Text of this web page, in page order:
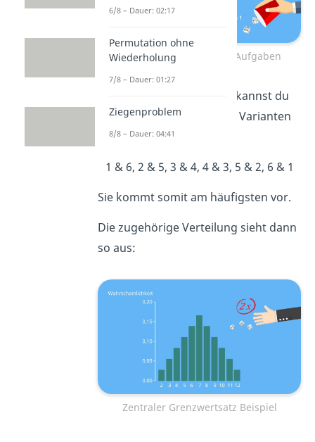
Zentraler Grenzwertsatz Aufgaben
Die sieben beispielsweise kannst du
durch sechs verschiedene Varianten
erhalten:
1 & 6, 2 & 5, 3 & 4, 4 & 3, 5 & 2, 6 & 1
Sie kommt somit am häufigsten vor.
Die zugehörige Verteilung sieht dann
so aus:
Zentraler Grenzwertsatz Beispiel
6/8 – Dauer: 02:17
Permutation ohne
Wiederholung
7/8 – Dauer: 01:27
Ziegenproblem
8/8 – Dauer: 04:41